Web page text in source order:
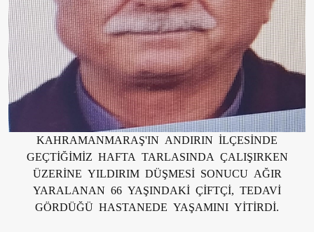
KAHRAMANMARAŞ'IN ANDIRIN İLÇESİNDE
GEÇTİĞİMİZ HAFTA TARLASINDA ÇALIŞIRKEN
ÜZERİNE YILDIRIM DÜŞMESİ SONUCU AĞIR
YARALANAN 66 YAŞINDAKİ ÇİFTÇİ, TEDAVİ
GÖRDÜĞÜ HASTANEDE YAŞAMINI YİTİRDİ.